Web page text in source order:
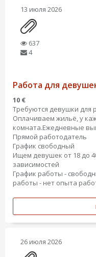
13 июля 2026
637
4
Работа для
10 €
Требуются девушки для
Оплачиваем жильё, у
комната.Ежедневные
Прямой работодатель
График свободный
Ищем девушек от 18 до
зависимостей
График работы -
работы - нет опыта
26 июля 2026